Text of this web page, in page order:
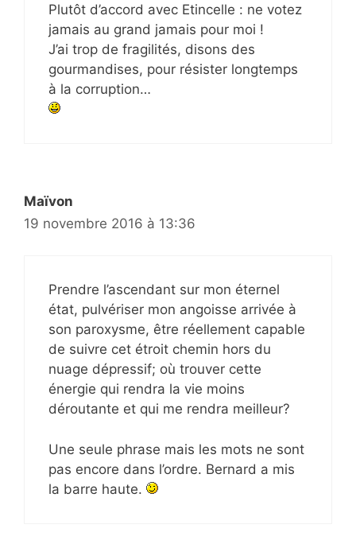
Plutôt d’accord avec Etincelle : ne votez
jamais au grand jamais pour moi !
J’ai trop de fragilités, disons des
gourmandises, pour résister longtemps
à la corruption…
Maïvon
19 novembre 2016 à 13:36
Prendre l’ascendant sur mon éternel
état, pulvériser mon angoisse arrivée à
son paroxysme, être réellement capable
de suivre cet étroit chemin hors du
nuage dépressif; où trouver cette
énergie qui rendra la vie moins
déroutante et qui me rendra meilleur?
Une seule phrase mais les mots ne sont
pas encore dans l’ordre. Bernard a mis
la barre haute.